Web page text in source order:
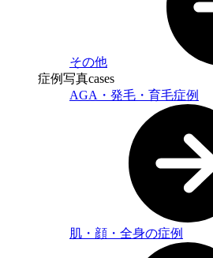
その他
症例写真cases
AGA・発毛・育毛症例
肌・顔・全身の症例